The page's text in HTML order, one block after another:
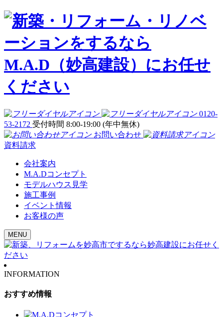
0120-
53-2172 受付時間 8:00-19:00 (年中無休)
お問い合わせ
資料請求
会社案内
M.A.Dコンセプト
モデルハウス見学
施工事例
イベント情報
お客様の声
MENU
INFORMATION
おすすめ情報